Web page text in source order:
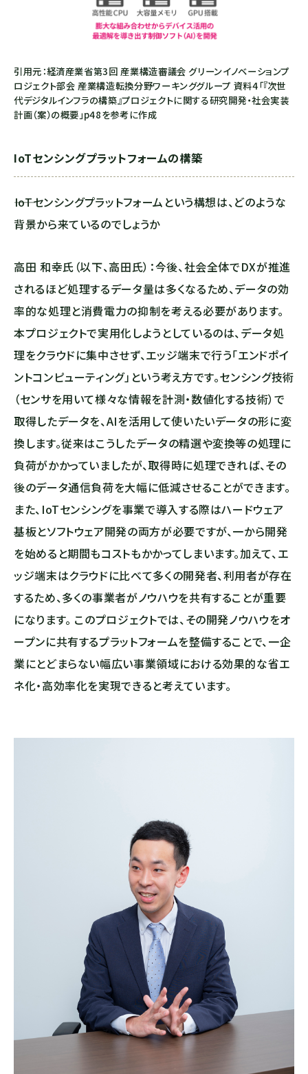
引用元：経済産業省第3回 産業構造審議会 グリーンイノベーションプ
ロジェクト部会 産業構造転換分野ワーキンググループ 資料4「『次世
代デジタルインフラの構築』プロジェクトに関する研究開発・社会実装
計画（案）の概要」p48を参考に作成
IoTセンシングプラットフォームの構築
――IoTセンシングプラットフォームという構想は、どのような
背景から来ているのでしょうか
高田 和幸氏（以下、高田氏）：今後、社会全体でDXが推進
されるほど処理するデータ量は多くなるため、データの効
率的な処理と消費電力の抑制を考える必要があります。
本プロジェクトで実用化しようとしているのは、データ処
理をクラウドに集中させず、エッジ端末で行う「エンドポイ
ントコンピューティング」という考え方です。センシング技術
（センサを用いて様々な情報を計測・数値化する技術）で
取得したデータを、AIを活用して使いたいデータの形に変
換します。従来はこうしたデータの精選や変換等の処理に
負荷がかかっていましたが、取得時に処理できれば、その
後のデータ通信負荷を大幅に低減させることができます。
また、IoTセンシングを事業で導入する際はハードウェア
基板とソフトウェア開発の両方が必要ですが、一から開発
を始めると期間もコストもかかってしまいます。加えて、エ
ッジ端末はクラウドに比べて多くの開発者、利用者が存在
するため、多くの事業者がノウハウを共有することが重要
になります。 このプロジェクトでは、その開発ノウハウをオ
ープンに共有するプラットフォームを整備することで、一企
業にとどまらない幅広い事業領域における効果的な省エ
ネ化・高効率化を実現できると考えています。